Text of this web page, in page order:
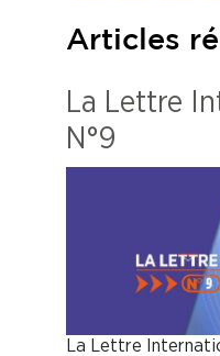
Articles
La Lettre
N°9
La Lettre